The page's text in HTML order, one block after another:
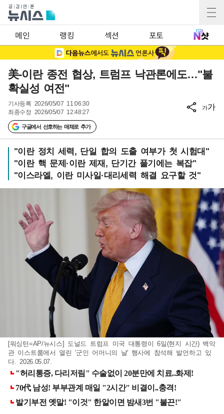
메인 랭킹 섹션 포토
美-이란 종전 협상, 트럼프 낙관론에도…"불
확실성 여전"
기사등록 2026/05/07 11:06:30
최종수정 2026/05/07 12:48:27
구글에서 선호하는 매체로 추가
가가
"이란 정치 세력, 단일 합의 도출 여부가 첫 시험대"
"이란 핵 문제·이란 제재, 단기간 풀기에는 복잡"
"이스라엘, 이란 미사일·대리세력 해결 요구할 것"
[워싱턴=AP/뉴시스] 도널드 트럼프 미국 대통령이 6일(현지 시간) 백악
관 이스트룸에서 열린 '군인 어머니의 날' 행사에 참석해 발언하고 있
다. 2026.05.07.